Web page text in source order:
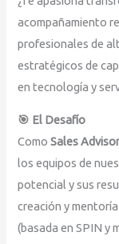
acompañamiento
profesionales de
estratégicos de
en tecnología y
🎯 El Desafío
ComoSales
los equipos de
potencial y sus
creación y
(basada en SPIN y